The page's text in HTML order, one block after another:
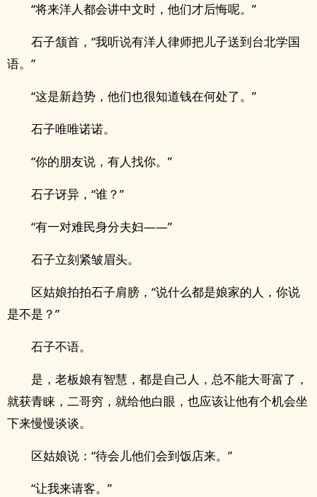
“将来洋人都会讲中文时，他们才后悔呢。”
石子颔首，“我听说有洋人律师把儿子送到台北学国
语。”
“这是新趋势，他们也很知道钱在何处了。”
石子唯唯诺诺。
“你的朋友说，有人找你。”
石子讶异，“谁？”
“有一对难民身分夫妇——”
石子立刻紧皱眉头。
区姑娘拍拍石子肩膀，“说什么都是娘家的人，你说
是不是？”
石子不语。
是，老板娘有智慧，都是自己人，总不能大哥富了，
就获青睐，二哥穷，就给他白眼，也应该让他有个机会坐
下来慢慢谈谈。
区姑娘说：“待会儿他们会到饭店来。”
“让我来请客。”